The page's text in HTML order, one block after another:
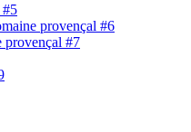
#5
provençal #6
provençal #7